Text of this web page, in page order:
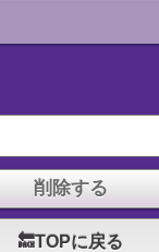
🔙TOPに戻る